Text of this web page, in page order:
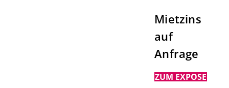
Mietzins
auf
Anfrage
ZUM EXPOSÉ